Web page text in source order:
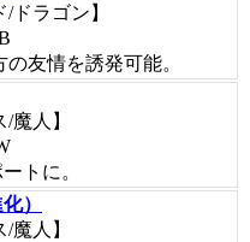
/ドラゴン】
友情を誘発可能。
/魔人】
トに。
）
/魔人】